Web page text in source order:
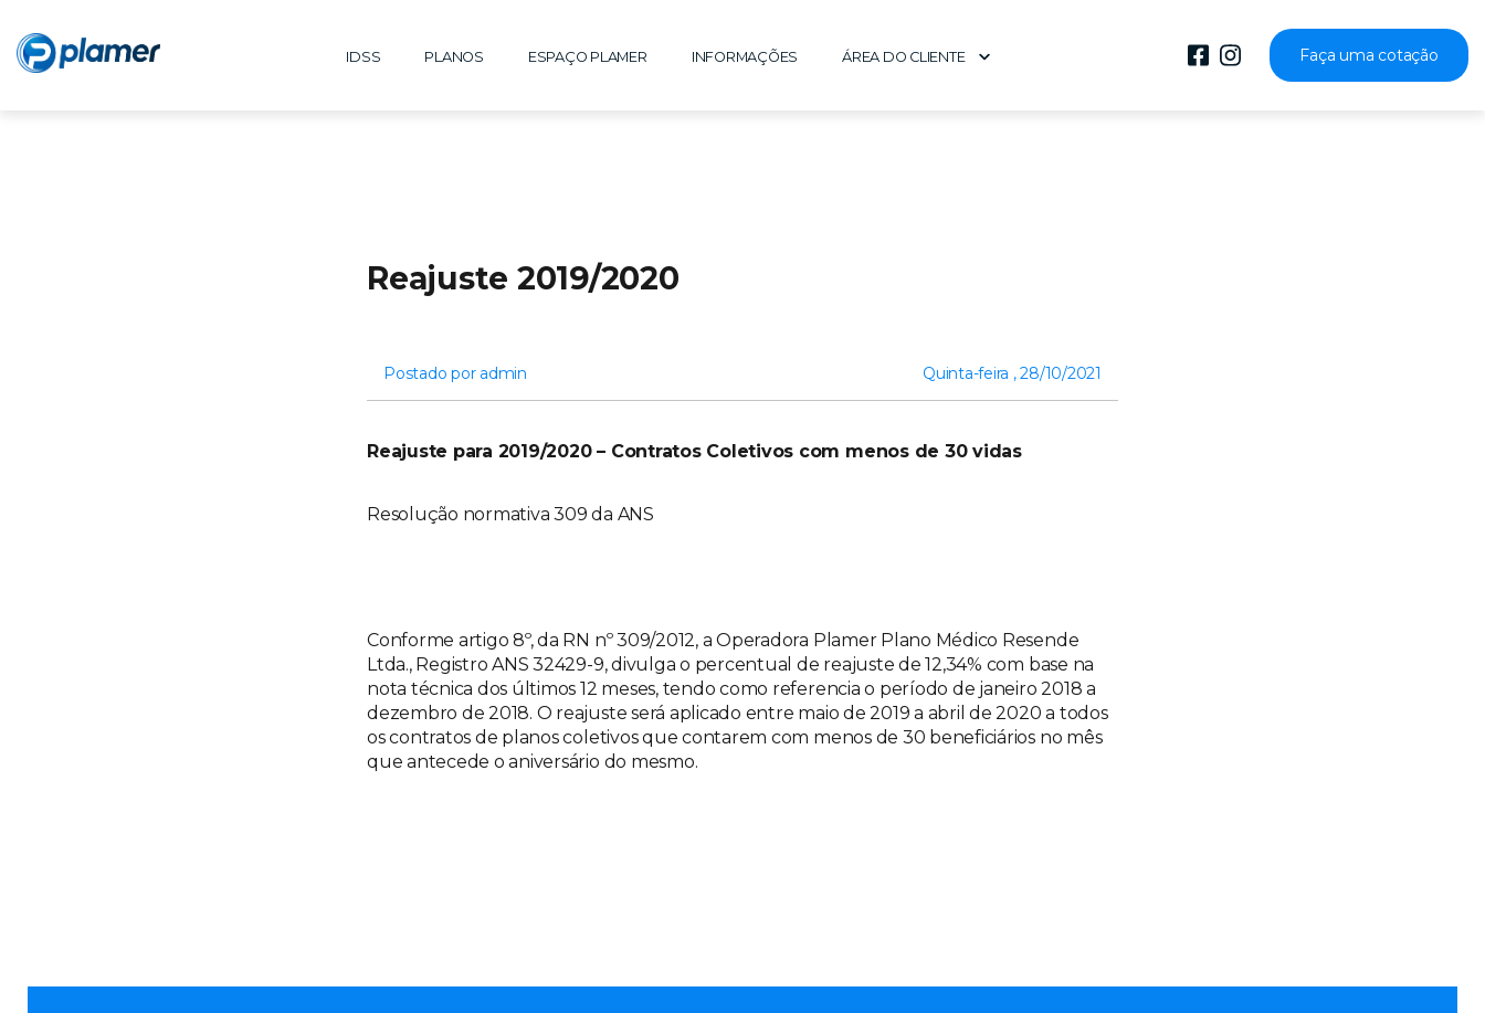
IDSS PLANOS ESPAÇO PLAMER INFORMAÇÕES ÁREA DO CLIENTE Faça uma cotação
Reajuste 2019/2020
Postado por admin Quinta-feira , 28/10/2021
Reajuste para 2019/2020 – Contratos Coletivos com menos de 30vidas
Resolução normativa 309 da ANS
Conforme artigo 8º, da RN nº 309/2012, a Operadora Plamer Plano Médico Resende
Ltda., Registro ANS 32429-9, divulga o percentual de reajuste de 12,34% com base na
nota técnica dos últimos 12 meses, tendo como referencia o período de janeiro 2018 a
dezembro de 2018. O reajuste será aplicado entre maio de 2019 a abril de 2020 a todos
os contratos de planos coletivos que contarem com menos de 30 beneficiários no mês
que antecede o aniversário do mesmo.